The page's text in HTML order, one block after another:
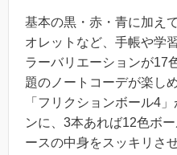
基本の黒・赤・青に加え
オレットなど、手帳や学
ラーバリエーションが17
題のノートコーデが楽しめ
「フリクションボール4
ンに、3本あれば12色ボ
ースの中身をスッキリさ